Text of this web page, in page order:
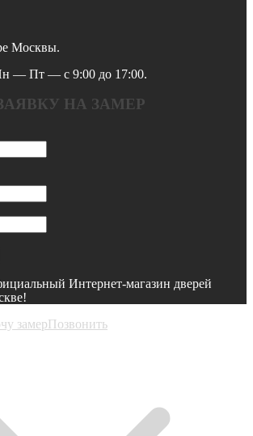
Москвы.
— Пт — с 9:00 до 17:00.
НА ЗАМЕР
Интернет-магазин дверей
замер Позвонить